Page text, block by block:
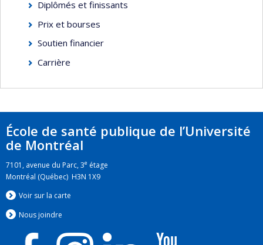
Diplômés et finissants
Prix et bourses
Soutien financier
Carrière
École de santé publique de l’Université
de Montréal
7101, avenue du Parc, 3e étage
Montréal (Québec) H3N 1X9
Voir sur la carte
Nous joindre